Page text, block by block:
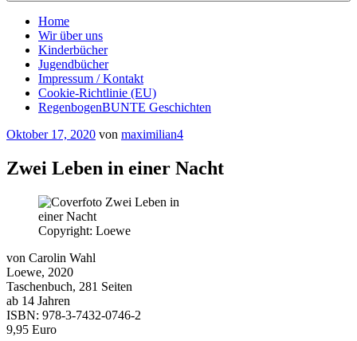
Home
Wir über uns
Kinderbücher
Jugendbücher
Impressum / Kontakt
Cookie-Richtlinie (EU)
RegenbogenBUNTE Geschichten
Veröffentlicht
Oktober 17, 2020 von maximilian4
Zwei Leben in einer Nacht
Copyright: Loewe
von Carolin Wahl
Loewe, 2020
Taschenbuch, 281 Seiten
ab 14 Jahren
ISBN: 978-3-7432-0746-2
9,95 Euro